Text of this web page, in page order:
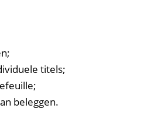
titels;
beleggen.